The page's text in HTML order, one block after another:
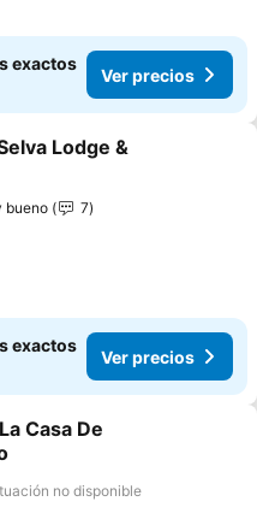
exactos
Ver precios
a favoritos
Lodge &
bueno
7
exactos
Ver precios
a favoritos
Casa De
no disponible